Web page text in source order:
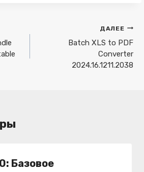
ДАЛЕЕ
Batch XLS to PDF
Converter
2024.16.1211.2038
Базовое